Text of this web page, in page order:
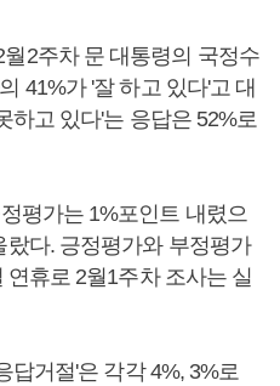
2주차 문 대통령의 국정수
41%가 '잘 하고 있다'고 대
하고 있다'는 응답은 52%로
평가는 1%포인트 내렸으
다. 긍정평가와 부정평가
휴로 2월1주차 조사는 실
답거절'은 각각 4%, 3%로